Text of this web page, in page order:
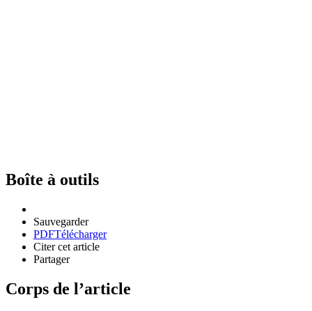
Boîte à outils
Sauvegarder
PDFTélécharger
Citer cet article
Partager
Corps de l’article